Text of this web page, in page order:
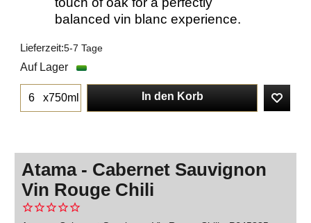
balanced vin blanc experience.
Lieferzeit:5-7 Tage
Auf Lager
x750ml In den Korb
Atama - Cabernet Sauvignon
Vin Rouge Chili